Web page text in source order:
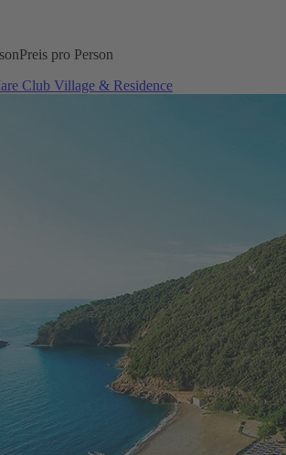
Preis pro Person
Club Village & Residence